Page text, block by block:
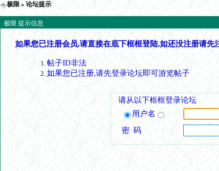
极限 » 论坛提示
极限 提示信息
如果您已注册会员,请直接在底下框框登陆,如还没注册请先
帖子ID非法
如果您已注册,请先登录论坛即可游览帖子
请从以下框框登录论坛
用户名
密 码